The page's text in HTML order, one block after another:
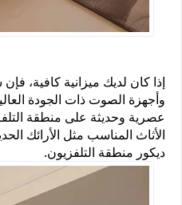
إذا كان لديك ميزانية كافية،
وأجهزة الصوت ذات الجودة
عصرية وحديثة على منطقة
الأثاث المناسب مثل الأرائك
ديكور منطقة التلفزيون.